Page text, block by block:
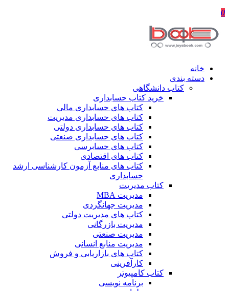
0
خانه
دسته بندی
کتاب دانشگاهی
خرید کتاب حسابداری
کتاب های حسابداری مالی
کتاب های حسابداری مدیریت
کتاب های حسابداری دولتی
کتاب های حسابداری صنعتی
کتاب های حسابرسی
کتاب های اقتصادی
کتاب های منابع آزمون کارشناسی ارشد
حسابداری
کتاب مدیریت
مدیریت MBA
مدیریت جهانگردی
کتاب های مدیریت دولتی
مدیریت بازرگانی
مدیریت صنعتی
مدیریت منابع انسانی
کتاب های بازاریابی و فروش
کارآفرینی
کتاب کامپیوتر
برنامه نویسی